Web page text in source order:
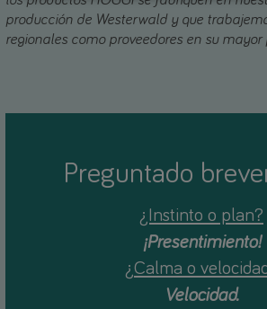
producción de Westerwald y que
regionales como proveedores en su mayor
Preguntado
¿Instinto o plan?
¡Presentimiento!
¿Calma o
Velocidad.